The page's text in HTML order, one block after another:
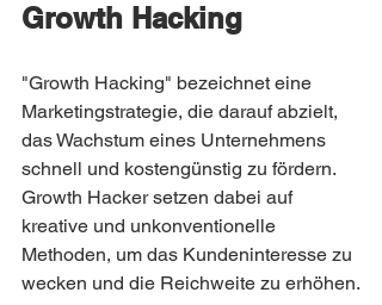
Growth Hacking
"Growth Hacking" bezeichnet eine
Marketingstrategie, die darauf abzielt,
das Wachstum eines Unternehmens
schnell und kostengünstig zu fördern.
Growth Hacker setzen dabei auf
kreative und unkonventionelle
Methoden, um das Kundeninteresse zu
wecken und die Reichweite zu erhöhen.